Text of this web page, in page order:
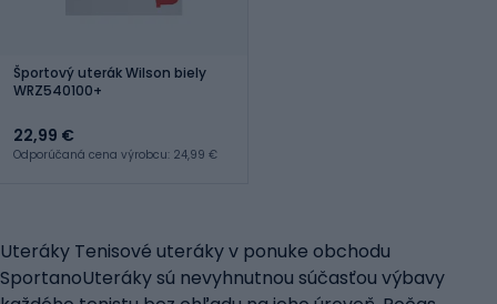
Športový uterák Wilson biely
WRZ540100+
22,99 €
Odporúčaná cena výrobcu: 24,99 €
Uteráky Tenisové uteráky v ponuke obchodu
SportanoUteráky sú nevyhnutnou súčasťou výbavy